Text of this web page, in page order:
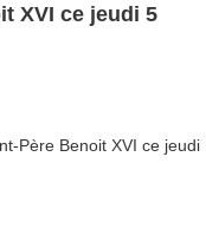
XVI ce jeudi 5